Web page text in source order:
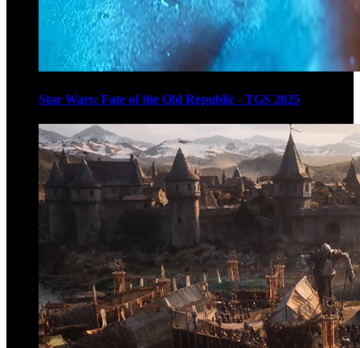
Star Wars: Fate of the Old Republic - TGS 2025